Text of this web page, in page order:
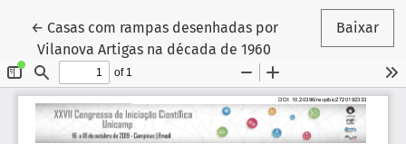
← Voltar aos Detalhes do Artigo
Casas com rampas desenhadas por
Vilanova Artigas na década de 1960
Baixar